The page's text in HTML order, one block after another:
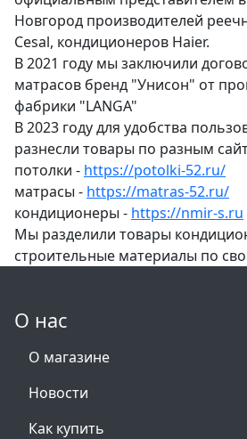
Новгород производителей
Cesal, кондиционеров Haier.
В 2021 году мы заключили
матрасов бренд "Унисон" от
фабрики "LANGA"
В 2023 году для удобства
разнесли товары по разным
потолки - https://potolki-52.ru/
матрасы - https://matras-52.ru/
кондиционеры - https://nmir-s.ru
Мы разделили товары
строительные материалы по
О нас
О магазине
Новости
Как купить